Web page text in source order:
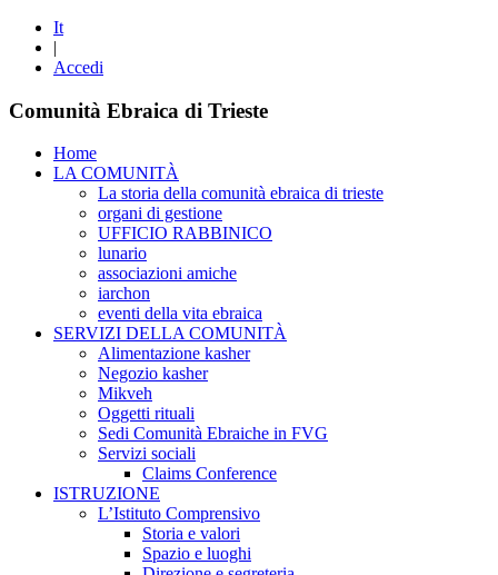
It
|
Accedi
Comunità Ebraica di Trieste
Home
LA COMUNITÀ
La storia della comunità ebraica di trieste
organi di gestione
UFFICIO RABBINICO
lunario
associazioni amiche
iarchon
eventi della vita ebraica
SERVIZI DELLA COMUNITÀ
Alimentazione kasher
Negozio kasher
Mikveh
Oggetti rituali
Sedi Comunità Ebraiche in FVG
Servizi sociali
Claims Conference
ISTRUZIONE
L’Istituto Comprensivo
Storia e valori
Spazio e luoghi